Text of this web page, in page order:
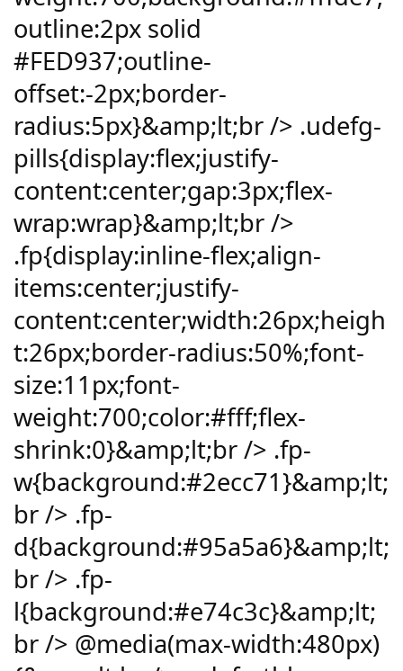
outline:2px solid
#FED937;outline-
offset:-2px;border-
radius:5px}&amp;lt;br /> .udefg-
pills{display:flex;justify-
content:center;gap:3px;flex-
wrap:wrap}&amp;lt;br />
.fp{display:inline-flex;align-
items:center;justify-
content:center;width:26px;heigh
t:26px;border-radius:50%;font-
size:11px;font-
weight:700;color:#fff;flex-
shrink:0}&amp;lt;br /> .fp-
w{background:#2ecc71}&amp;lt;
br /> .fp-
d{background:#95a5a6}&amp;lt;
br /> .fp-
l{background:#e74c3c}&amp;lt;
br /> @media(max-width:480px)